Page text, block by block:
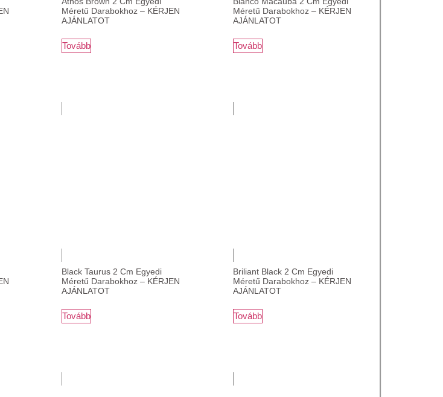
Méretű Darabokhoz – KÉRJEN
AJÁNLATOT
Tovább
Méretű Darabokhoz – KÉRJEN
AJÁNLATOT
Tovább
Black Taurus 2 Cm Egyedi
Méretű Darabokhoz – KÉRJEN
AJÁNLATOT
Tovább
Briliant Black 2 Cm Egyedi
Méretű Darabokhoz – KÉRJEN
AJÁNLATOT
Tovább